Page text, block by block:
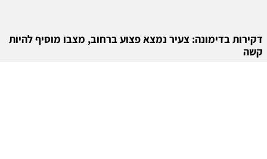
דקירות בדימונה: צעיר נמצא פצוע ברחוב, מצבו מוסיף להיות
קשה